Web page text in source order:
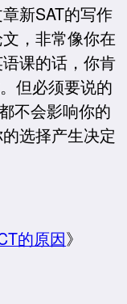
新SAT的写作
，非常像你在
课的话，你肯
但必须要说的
不会影响你的
选择产生决定
的原因》